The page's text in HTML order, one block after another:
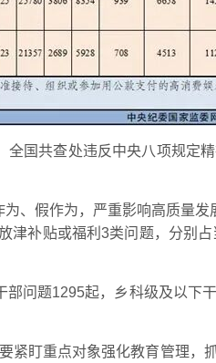
国共查处违反中央八项规定
、假作为，严重影响高质量
津补贴或福利3类问题，分别
问题1295起，乡科级及以下
盯重点对象强化教育管理，